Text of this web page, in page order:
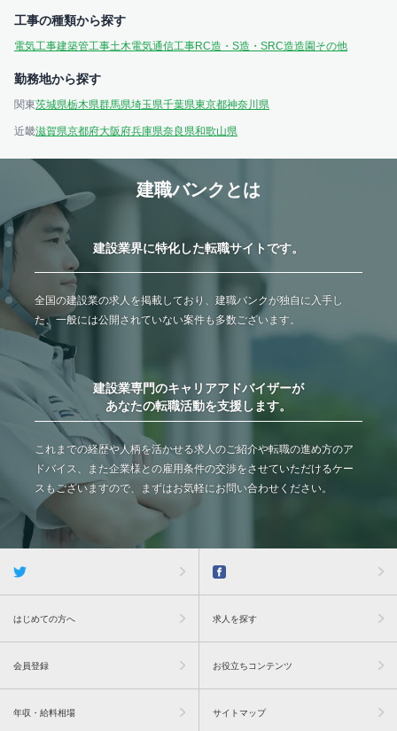
工事の種類から探す
電気工事建築管工事土木電気通信工事RC造・S造・SRC造造園 その他
勤務地から探す
関東茨城県栃木県群馬県埼玉県千葉県東京都神奈川県
近畿滋賀県京都府大阪府兵庫県奈良県和歌山県
建職バンクとは
建設業界に特化した転職サイトです。
全国の建設業の求人を掲載しており、建職バンクが独自に入手し
た、一般には公開されていない案件も多数ございます。
建設業専門のキャリアアドバイザーが
あなたの転職活動を支援します。
これまでの経歴や人柄を活かせる求人のご紹介や転職の進め方のア
ドバイス、また企業様との雇用条件の交渉をさせていただけるケー
スもございますので、まずはお気軽にお問い合わせください。
はじめての方へ 求人を探す
会員登録 お役立ちコンテンツ
年収・給料相場 サイトマップ